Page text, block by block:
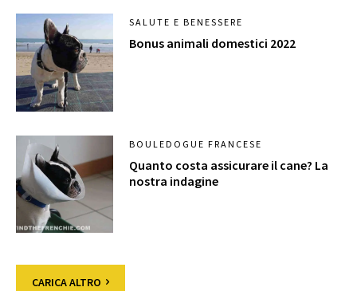
SALUTE E BENESSERE
Bonus animali domestici 2022
BOULEDOGUE FRANCESE
Quanto costa assicurare il cane? La
nostra indagine
CARICA ALTRO